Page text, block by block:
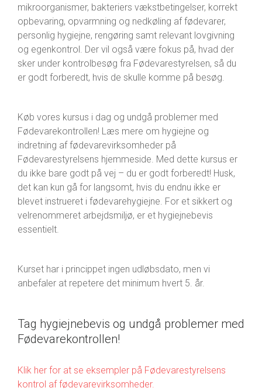
mikroorganismer, bakteriers vækstbetingelser, korrekt
opbevaring, opvarmning og nedkøling af fødevarer,
personlig hygiejne, rengøring samt relevant lovgivning
og egenkontrol. Der vil også være fokus på, hvad der
sker under kontrolbesøg fra Fødevarestyrelsen, så du
er godt forberedt, hvis de skulle komme på besøg.
Køb vores kursus i dag og undgå problemer med
Fødevarekontrollen! Læs mere om hygiejne og
indretning af fødevarevirksomheder på
Fødevarestyrelsens hjemmeside. Med dette kursus er
du ikke bare godt på vej – du er godt forberedt! Husk,
det kan kun gå for langsomt, hvis du endnu ikke er
blevet instrueret i fødevarehygiejne. For et sikkert og
velrenommeret arbejdsmiljø, er et hygiejnebevis
essentielt.
Kurset har i princippet ingen udløbsdato, men vi
anbefaler at repetere det minimum hvert 5. år.
Tag hygiejnebevis og undgå problemer med
Fødevarekontrollen!
Klik her for at se eksempler på Fødevarestyrelsens
kontrol af fødevarevirksomheder.